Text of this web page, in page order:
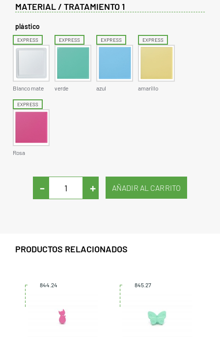
MATERIAL / TRATAMIENTO 1
plástico
EXPRESS
Blanco mate
EXPRESS
verde
EXPRESS
azul
EXPRESS
amarillo
EXPRESS
Rosa
- +
PRODUCTOS RELACIONADOS
844.24 845.27